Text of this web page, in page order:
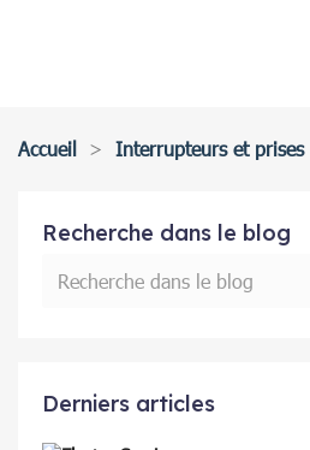
Accueil Interrupteurs et prises
Recherche dans le blog
Derniers articles